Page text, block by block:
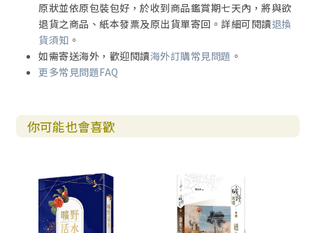
原狀並依原包裝包好，於收到商品鑑賞期七天內，將與欲
退貨之商品、紙本發票及原出貨單寄回。詳細可閱讀退換
貨須知 。
如需寄送海外，歡迎閱讀海外訂購常見問題 。
更多常見問題FAQ
你可能也會喜歡